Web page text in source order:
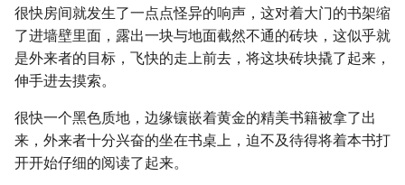
很快房间就发生了一点点怪异的响声，这对着大门的书架缩
了进墙壁里面，露出一块与地面截然不通的砖块，这似乎就
是外来者的目标，飞快的走上前去，将这块砖块撬了起来，
伸手进去摸索。
很快一个黑色质地，边缘镶嵌着黄金的精美书籍被拿了出
来，外来者十分兴奋的坐在书桌上，迫不及待得将着本书打
开开始仔细的阅读了起来。